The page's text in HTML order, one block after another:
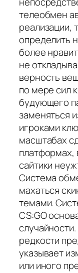
телеобмен
реализации,
определить
более
не
верность
по мере сил
будующего
заменяться
игроками
масштабах
платформах,
сайтики
Система
махаться
темами.
CS:GO
редкости
указывает
или иного